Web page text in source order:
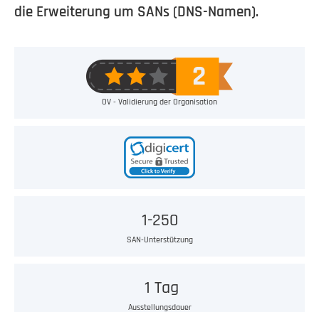
die Erweiterung um SANs (DNS-Namen).
OV - Validierung der Organisation
1-250
SAN-Unterstützung
1 Tag
Ausstellungsdauer